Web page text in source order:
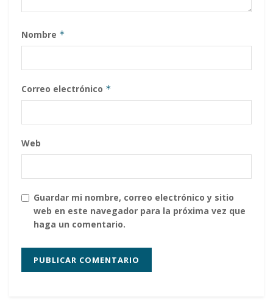
Nombre *
Correo electrónico *
Web
Guardar mi nombre, correo electrónico y sitio
web en este navegador para la próxima vez que
haga un comentario.